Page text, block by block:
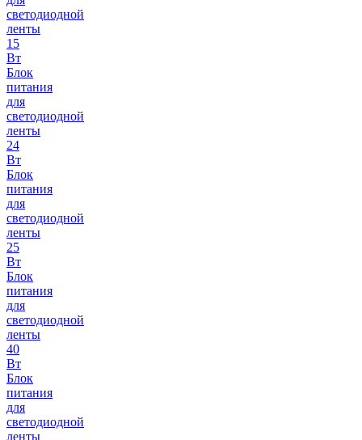
светодиодной
ленты
15
Вт
Блок
питания
для
светодиодной
ленты
24
Вт
Блок
питания
для
светодиодной
ленты
25
Вт
Блок
питания
для
светодиодной
ленты
40
Вт
Блок
питания
для
светодиодной
ленты